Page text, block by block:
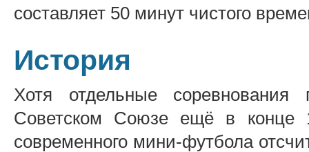
составляет 50 минут чистого
История
Хотя отдельные
Советском Союзе ещё в конце
современного мини-футбола